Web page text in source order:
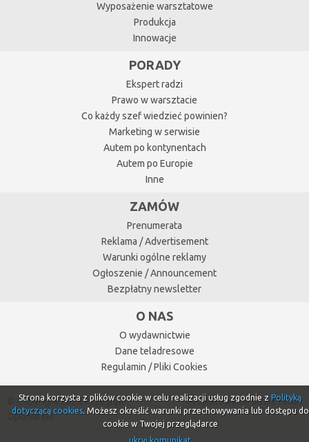
Wyposażenie warsztatowe
Produkcja
Innowacje
PORADY
Ekspert radzi
Prawo w warsztacie
Co każdy szef wiedzieć powinien?
Marketing w serwisie
Autem po kontynentach
Autem po Europie
Inne
ZAMÓW
Prenumerata
Reklama / Advertisement
Warunki ogólne reklamy
Ogłoszenie / Announcement
Bezpłatny newsletter
O NAS
O wydawnictwie
Dane teladresowe
Regulamin / Pliki Cookies
© Copyright 2026 Przegląd
Oponiarski
Projektowanie stron Toruń
Strona korzysta z plików cookie w celu realizacji usług zgodnie z Polityką
dotyczącą cookies. Możesz określić warunki przechowywania lub dostępu do
cookie w Twojej przeglądarce